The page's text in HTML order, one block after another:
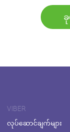
VIBER
လုပ်ဆောင်ချက်များ